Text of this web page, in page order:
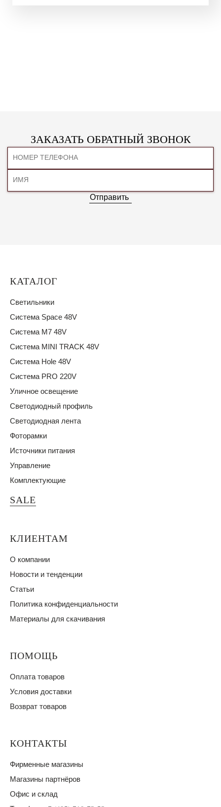
ЗАКАЗАТЬ ОБРАТНЫЙ ЗВОНОК
Отправить
КАТАЛОГ
Светильники
Система Space 48V
Система M7 48V
Система MINI TRACK 48V
Система Hole 48V
Система PRO 220V
Уличное освещение
Светодиодный профиль
Светодиодная лента
Фоторамки
Источники питания
Управление
Комплектующие
SALE
КЛИЕНТАМ
О компании
Новости и тенденции
Статьи
Политика конфиденциальности
Материалы для скачивания
ПОМОЩЬ
Оплата товаров
Условия доставки
Возврат товаров
КОНТАКТЫ
Фирменные магазины
Магазины партнёров
Офис и склад